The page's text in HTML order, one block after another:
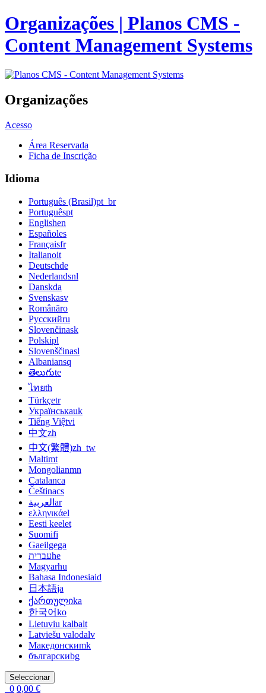
Organizações | Planos CMS -
Content Management Systems
Organizações
Acesso
Área Reservada
Ficha de Inscrição
Idioma
Português (Brasil)pt_br
Portuguêspt
Englishen
Españoles
Françaisfr
Italianoit
Deutschde
Nederlandsnl
Danskda
Svenskasv
Românăro
Русскийru
Slovenčinask
Polskipl
Slovenščinasl
Albaniansq
తెలుగుte
ไทยth
Türkçetr
Українськаuk
Tiếng Việtvi
中文zh
中文(繁體)zh_tw
Maltimt
Mongolianmn
Catalanca
Češtinacs
العربية ar
ελληνικάel
Eesti keelet
Suomifi
Gaeilgega
עבריתhe
Magyarhu
Bahasa Indonesiaid
日本語ja
ქართულიka
한국어ko
Lietuviu kalbalt
Latviešu valodalv
Македонскиmk
българскиbg
0 0,00 €